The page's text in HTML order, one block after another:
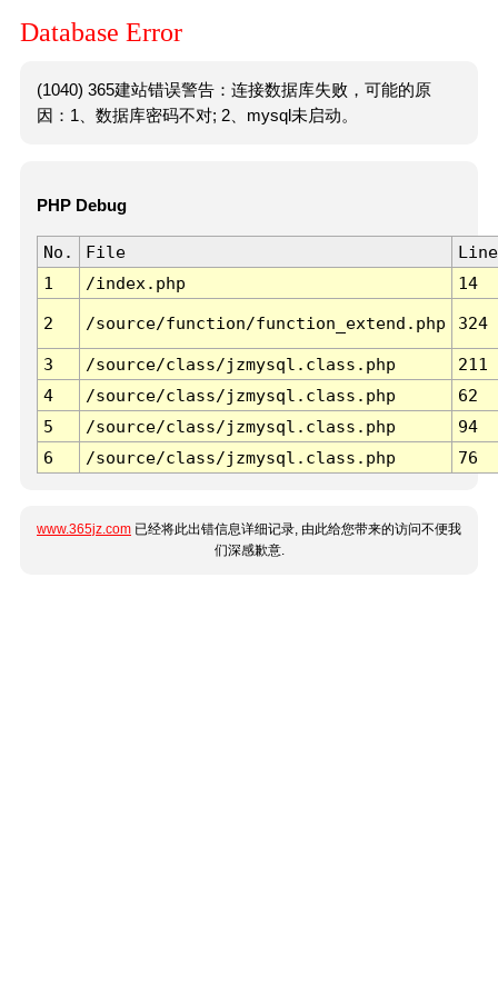
Database Error
(1040) 365建站错误警告：连接数据库失败，可能的原
因：1、数据库密码不对; 2、mysql未启动。
PHP Debug
No. File
Line
1
/index.php 14
2 /source/function/function_extend.php 324
3 /source/class/jzmysql.class.php
211
4
/source/class/jzmysql.class.php
62
5
/source/class/jzmysql.class.php
94
6
/source/class/jzmysql.class.php 76
www.365jz.com 已经将此出错信息详细记录, 由此给您带来的访问不便我
们深感歉意.